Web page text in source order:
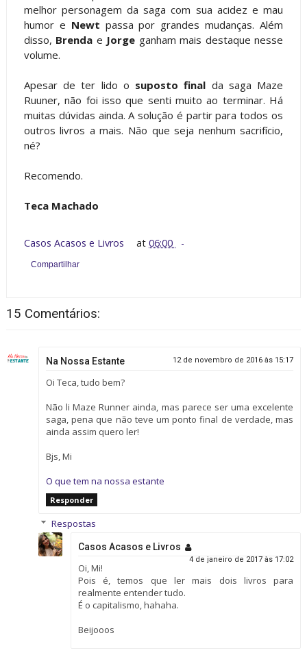
melhor personagem da saga com sua acidez e mau
humor e Newt passa por grandes mudanças. Além
disso, Brenda e Jorge ganham mais destaque nesse
volume.
Apesar de ter lido o suposto final da saga Maze
Ruuner, não foi isso que senti muito ao terminar. Há
muitas dúvidas ainda. A solução é partir para todos os
outros livros a mais. Não que seja nenhum sacrifício,
né?
Recomendo.
Teca Machado
Casos Acasos e Livros at06:00
Compartilhar
15 Comentários:
Na Nossa Estante 12 de novembro de 2016 às 15:17
Oi Teca, tudo bem?
Não li Maze Runner ainda, mas parece ser uma excelente
saga, pena que não teve um ponto final de verdade, mas
ainda assim quero ler!
Bjs, Mi
O que tem na nossa estante
Responder
Respostas
Casos Acasos e Livros
4 de janeiro de 2017 às 17:02
Oi, Mi!
Pois é, temos que ler mais dois livros para
realmente entender tudo.
É o capitalismo, hahaha.
Beijooos